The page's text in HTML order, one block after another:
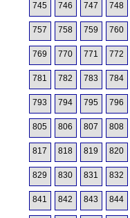
745 746 747 748
757 758 759 760
769 770 771 772
781 782 783 784
793 794 795 796
805 806 807 808
817 818 819 820
829 830 831 832
841 842 843 844